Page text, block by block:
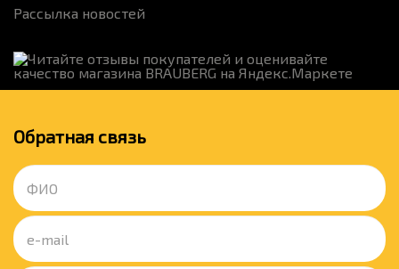
Рассылка новостей
Обратная связь